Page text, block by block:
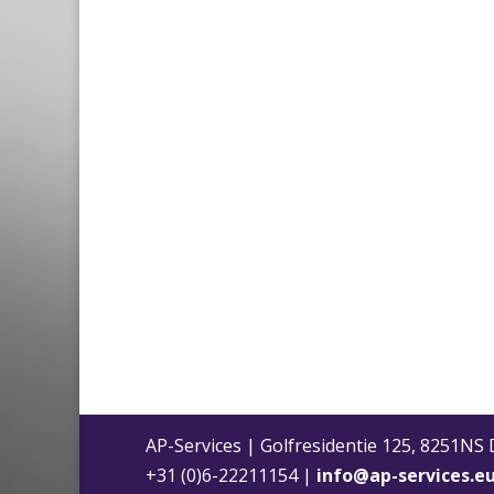
AP-Services | Golfresidentie 125, 8251NS
+31 (0)6-22211154 | info@ap-services.eu